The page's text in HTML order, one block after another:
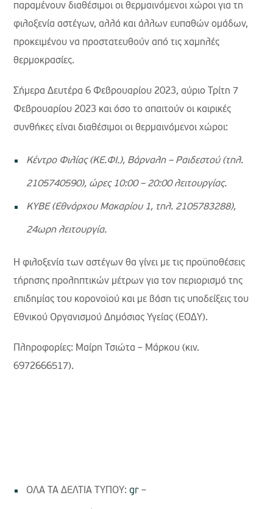
παραμένουν διαθέσιμοι οι θερμαινόμενοι χώροι για τη
φιλοξενία αστέγων, αλλά και άλλων ευπαθών ομάδων,
προκειμένου να προστατευθούν από τις χαμηλές
θερμοκρασίες.
Σήμερα Δευτέρα 6 Φεβρουαρίου 2023, αύριο Τρίτη 7
Φεβρουαρίου 2023 και όσο το απαιτούν οι καιρικές
συνθήκες είναι διαθέσιμοι οι θερμαινόμενοι χώροι:
Κέντρο Φιλίας (ΚΕ.ΦΙ.), Βάρναλη – Ραιδεστού (τηλ.
2105740590), ώρες 10:00 – 20:00 λειτουργίας.
ΚΥΒΕ (Εθνάρχου Μακαρίου 1, τηλ. 2105783288),
24ωρη λειτουργία.
Η φιλοξενία των αστέγων θα γίνει με τις προϋποθέσεις
τήρησης προληπτικών μέτρων για τον περιορισμό της
επιδημίας του κορονοϊού και με βάση τις υποδείξεις του
Εθνικού Οργανισμού Δημόσιας Υγείας (ΕΟΔΥ).
Πληροφορίες: Μαίρη Τσιώτα – Μάρκου (κιν.
6972666517).
ΟΛΑ ΤΑ ΔΕΛΤΙΑ ΤΥΠΟΥ:gr –